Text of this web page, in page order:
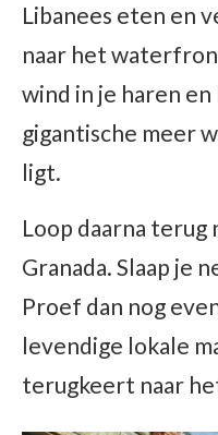
Libanees eten en
naar het
wind in je haren
gigantische meer
ligt.
Loop daarna terug
Granada. Slaap je
Proef dan nog
levendige lokale
terugkeert naar